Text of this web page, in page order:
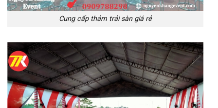
Cung cấp thảm trải sàn giá rẻ